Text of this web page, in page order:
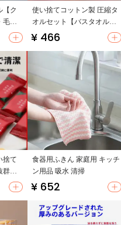
【ク
落
使い捨てコットン製 圧縮タ
オルセット【バスタオル・
フェイスタオル・厚手・旅
¥ 466
捨て
群・
食器用ふきん 家庭用 キッチ
ン用品 吸水 清掃
¥ 652